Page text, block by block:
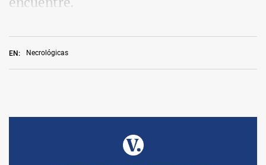
EN: Necrológicas